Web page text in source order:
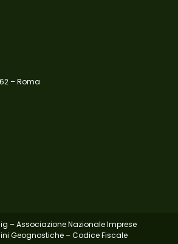
– Roma
– Associazione Nazionale Imprese
Geognostiche – Codice Fiscale